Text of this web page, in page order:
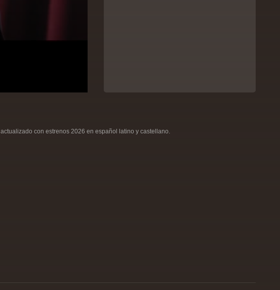
con estrenos 2026 en español latino y castellano.